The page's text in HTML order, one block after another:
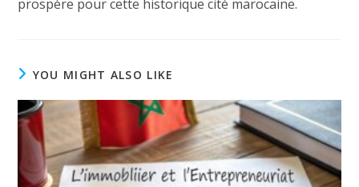
prospère pour cette historique cité marocaine.
YOU MIGHT ALSO LIKE